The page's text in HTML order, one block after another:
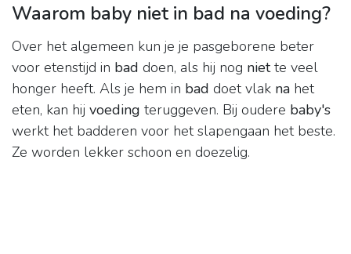
Waarom baby niet in bad na voeding?
Over het algemeen kun je je pasgeborene beter
voor etenstijd in bad doen, als hij nog niette veel
honger heeft. Als je hem in bad doet vlak na het
eten, kan hij voeding teruggeven. Bij oudere baby's
werkt het badderen voor het slapengaan het beste.
Ze worden lekker schoon en doezelig.